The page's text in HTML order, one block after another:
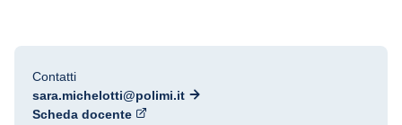
Contatti
sara.michelotti@polimi.it
Scheda docente